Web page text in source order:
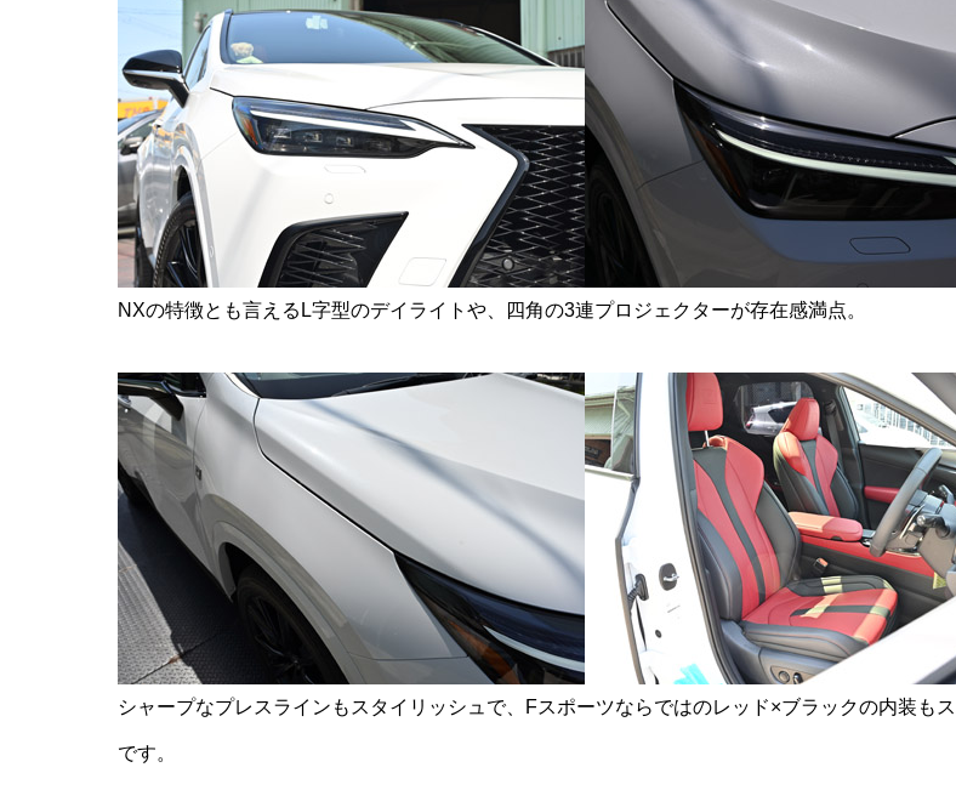
NXの特徴とも言えるL字型のデイライトや、四角の3連プロジェクターが存在感満点。
シャープなプレスラインもスタイリッシュで、Fスポーツならではのレッド×ブラックの内装も
です。